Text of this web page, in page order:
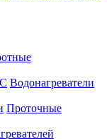
Водонагреватели
Проточные